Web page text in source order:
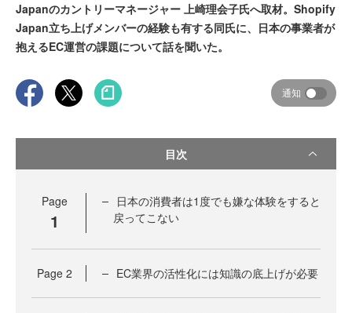
Japanのカントリーマネージャー 上崎理会子氏へ取材。Shopify
Japan立ち上げメンバーの経験も有する同氏に、日本の事業者が
抱えるEC運営の課題について話を聞いた。
通知
目次
Page
1
日本の消費者は1度でも嫌な体験をすると
戻ってこない
Page 2 EC業界の活性化には知識の底上げが必要